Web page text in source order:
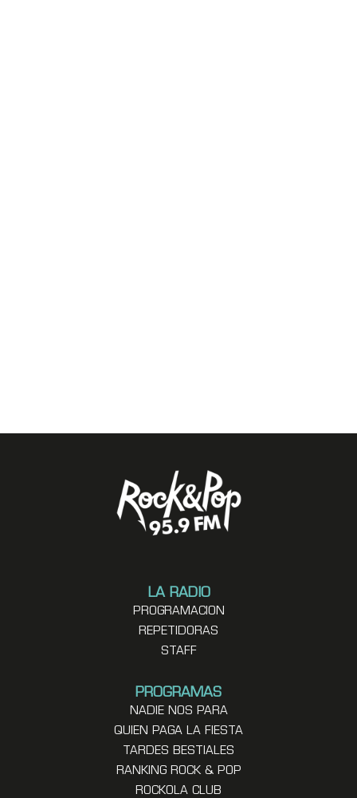
LA RADIO
PROGRAMACION
REPETIDORAS
STAFF
PROGRAMAS
NADIE NOS PARA
QUIEN PAGA LA FIESTA
TARDES BESTIALES
RANKING ROCK & POP
ROCKOLA CLUB